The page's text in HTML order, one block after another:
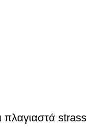
πλαγιαστά strass